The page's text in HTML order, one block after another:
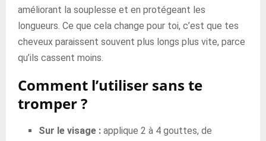
améliorant la souplesse et en protégeant les
longueurs. Ce que cela change pour toi, c’est que tes
cheveux paraissent souvent plus longs plus vite, parce
qu’ils cassent moins.
Comment l’utiliser sans te
tromper ?
Sur le visage : applique 2 à 4 gouttes, de